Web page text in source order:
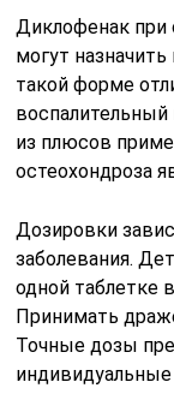
Диклофенак при
могут
такой форме
из плюсов
остеохондроза
Дозировки
заболевания.
одной таблетке
Принимать
Точные дозы
индивидуальные